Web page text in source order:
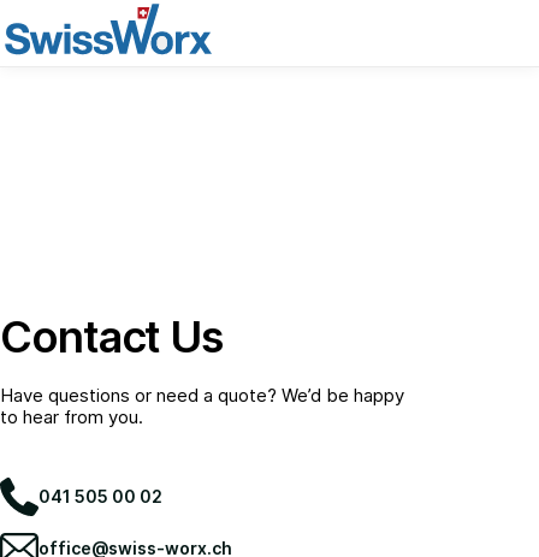
Contact Us
Have questions or need a quote? We’d be happy
to hear from you.
041 505 00 02
office@swiss-worx.ch